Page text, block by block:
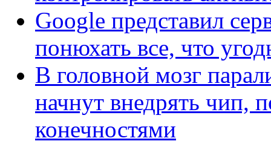
Google представил
понюхать все, что
В головной мозг
начнут внедрять чип,
конечностями